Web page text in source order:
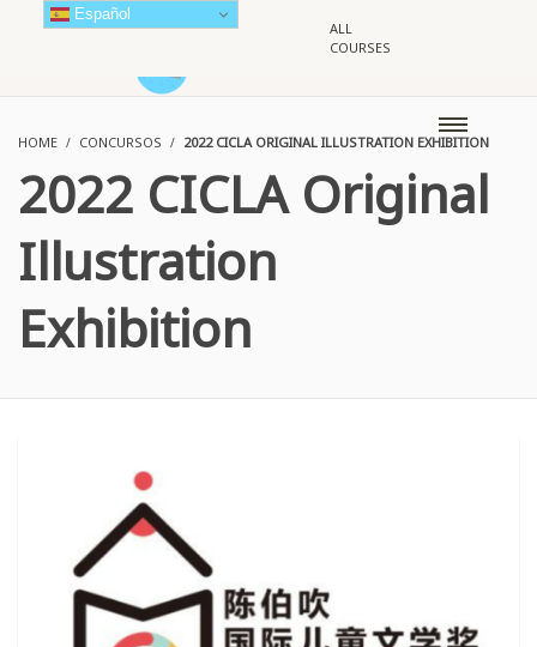
ALL
COURSES
HOME CONCURSOS 2022 CICLA ORIGINAL ILLUSTRATION EXHIBITION
2022 CICLA Original
Illustration
Exhibition
Español